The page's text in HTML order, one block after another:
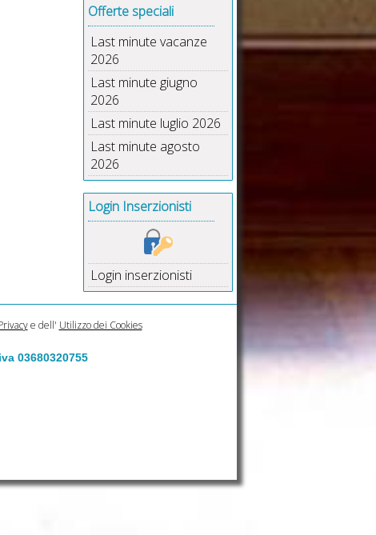
Offerte speciali
Last minute vacanze
2026
Last minute giugno
2026
Last minute luglio 2026
Last minute agosto
2026
Login Inserzionisti
Login inserzionisti
e dell' Utilizzo dei Cookies
03680320755